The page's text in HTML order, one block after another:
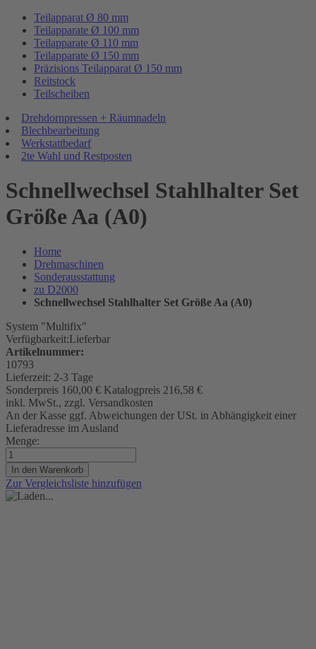
Teilapparat Ø 80 mm
Teilapparate Ø 100 mm
Teilapparate Ø 110 mm
Teilapparate Ø 150 mm
Präzisions Teilapparat Ø 150 mm
Reitstock
Teilscheiben
Drehdornpressen + Räumnadeln
Blechbearbeitung
Werkstattbedarf
2te Wahl und Restposten
Schnellwechsel Stahlhalter Set
Größe Aa (A0)
Home
Drehmaschinen
Sonderausstattung
zu D2000
Schnellwechsel Stahlhalter Set Größe Aa (A0)
System "Multifix"
Verfügbarkeit:Lieferbar
Artikelnummer:
10793
Lieferzeit: 2-3 Tage
Sonderpreis 160,00 € Katalogpreis 216,58 €
inkl. MwSt., zzgl. Versandkosten
An der Kasse ggf. Abweichungen der USt. in Abhängigkeit einer
Lieferadresse im Ausland
Menge:
In den Warenkorb
Zur Vergleichsliste hinzufügen